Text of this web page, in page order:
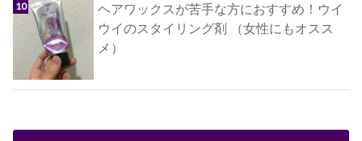
ヘアワックスが苦手な方におすすめ！ウイ
ウイのスタイリング剤 （女性にもオスス
メ）